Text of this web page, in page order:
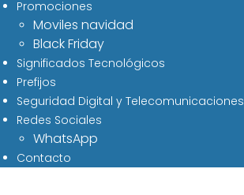
Promociones
Moviles navidad
Black Friday
Significados Tecnológicos
Prefijos
Seguridad Digital y Telecomunicaciones
Redes Sociales
WhatsApp
Contacto